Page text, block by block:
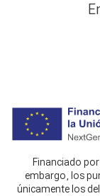
Financiado
embargo, los
únicamente los